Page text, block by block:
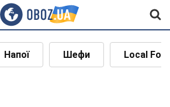
Напої Шефи Local